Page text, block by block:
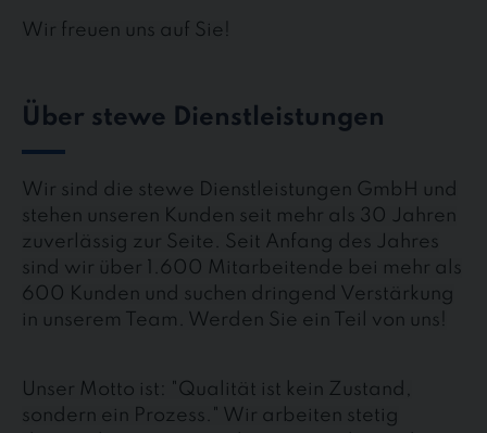
Wir freuen uns auf Sie!
Über stewe Dienstleistungen
Wir sind die stewe Dienstleistungen GmbH und
stehen unseren Kunden seit mehr als 30 Jahren
zuverlässig zur Seite. Seit Anfang des Jahres
sind wir über 1.600 Mitarbeitende bei mehr als
600 Kunden und suchen dringend Verstärkung
in unserem Team. Werden Sie ein Teil von uns!
Unser Motto ist: "Qualität ist kein Zustand,
sondern ein Prozess." Wir arbeiten stetig